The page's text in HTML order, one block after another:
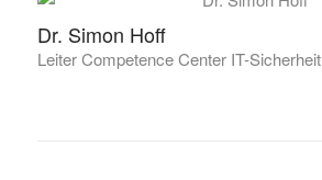
Dr. Simon Hoff
Leiter Competence Center IT-Sicherheit